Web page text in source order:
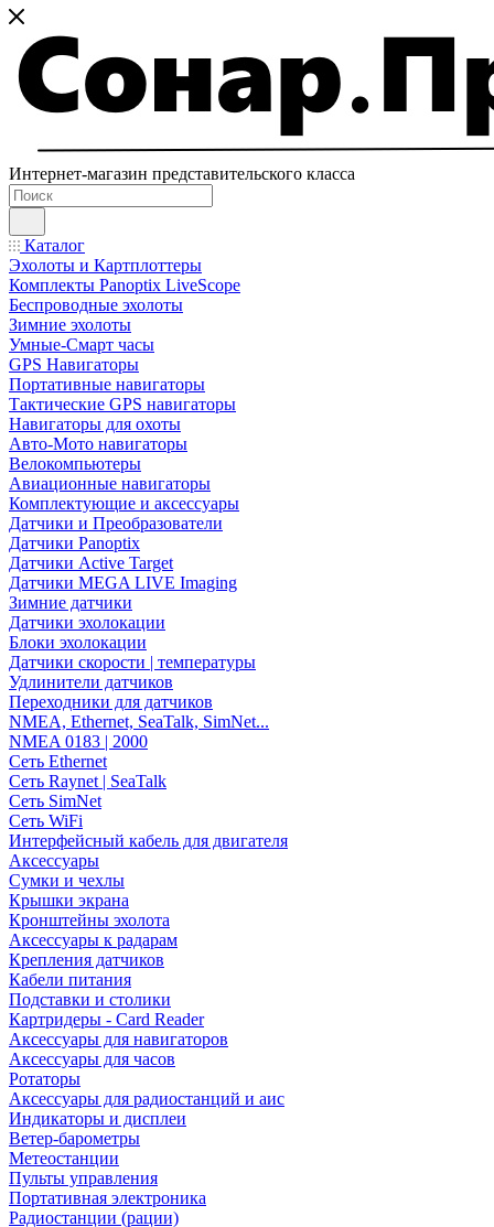
Интернет-магазин представительского класса
Каталог
Эхолоты и Картплоттеры
Комплекты Panoptix LiveScope
Беспроводные эхолоты
Зимние эхолоты
Умные-Смарт часы
GPS Навигаторы
Портативные навигаторы
Тактические GPS навигаторы
Навигаторы для охоты
Авто-Мото навигаторы
Велокомпьютеры
Авиационные навигаторы
Комплектующие и аксессуары
Датчики и Преобразователи
Датчики Panoptix
Датчики Active Target
Датчики MEGA LIVE Imaging
Зимние датчики
Датчики эхолокации
Блоки эхолокации
Датчики скорости | температуры
Удлинители датчиков
Переходники для датчиков
NMEA, Ethernet, SeaTalk, SimNet...
NMEA 0183 | 2000
Сеть Ethernet
Сеть Raynet | SeaTalk
Сеть SimNet
Сеть WiFi
Интерфейсный кабель для двигателя
Аксессуары
Сумки и чехлы
Крышки экрана
Кронштейны эхолота
Аксессуары к радарам
Крепления датчиков
Кабели питания
Подставки и столики
Картридеры - Card Reader
Аксессуары для навигаторов
Аксессуары для часов
Ротаторы
Аксессуары для радиостанций и аис
Индикаторы и дисплеи
Ветер-барометры
Метеостанции
Пульты управления
Портативная электроника
Радиостанции (рации)